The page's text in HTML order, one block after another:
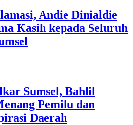
Andie Dinialdie
Kasih kepada Seluruh
Sumsel, Bahlil
Pemilu dan
Daerah